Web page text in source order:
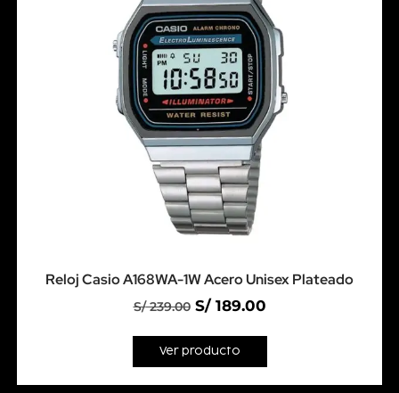
Reloj Casio A168WA-1W Acero Unisex Plateado
S/239.00 S/189.00
Ver producto